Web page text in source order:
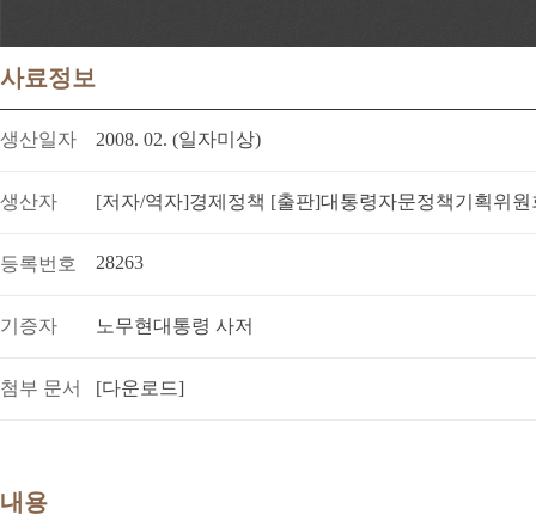
사료정보
생산일자 2008. 02. (일자미상)
생산자 [저자/역자]경제정책 [출판]대통령자문정책기획위원
등록번호 28263
기증자 노무현대통령 사저
첨부 문서 [다운로드]
내용